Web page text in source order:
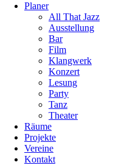
Planer
All That Jazz
Ausstellung
Bar
Film
Klangwerk
Konzert
Lesung
Party
Tanz
Theater
Räume
Projekte
Vereine
Kontakt